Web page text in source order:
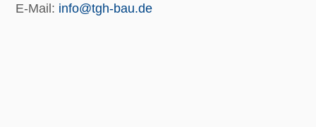
E-Mail: info@tgh-bau.de